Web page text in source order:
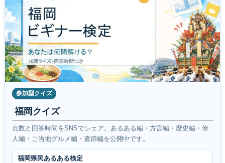
参加型クイズ
福岡クイズ
点数と回答時間をSNSでシェア。あるある編・方言編・歴史編・偉
人編・ご当地グルメ編・遺跡編を公開中です。
福岡県民あるある検定